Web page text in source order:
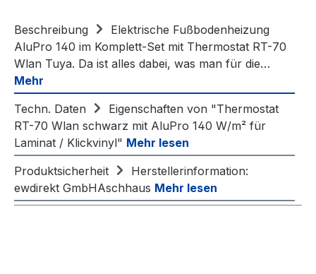
Beschreibung
Elektrische Fußbodenheizung
AluPro 140 im Komplett-Set mit Thermostat RT-70
Wlan Tuya. Da ist alles dabei, was man für die…
Mehr
Techn. Daten
Eigenschaften von "Thermostat
RT-70 Wlan schwarz mit AluPro 140 W/m² für
Laminat / Klickvinyl" Mehr lesen
Produktsicherheit
Herstellerinformation:
ewdirekt GmbHAschhaus Mehr lesen